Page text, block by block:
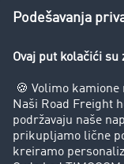
Preduzeće
Uspešne priče
Korisnici